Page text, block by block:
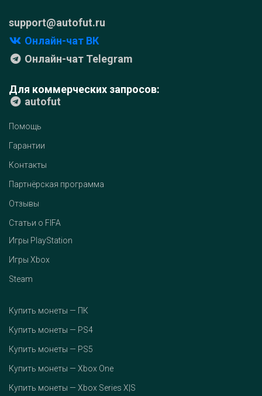
support@autofut.ru
Онлайн-чат ВК
Онлайн-чат Telegram
Для коммерческих запросов:
autofut
Помощь
Гарантии
Контакты
Партнёрская программа
Отзывы
Статьи о FIFA
Игры PlayStation
Игры Xbox
Steam
Купить монеты — ПК
Купить монеты — PS4
Купить монеты — PS5
Купить монеты — Xbox One
Купить монеты — Xbox Series X|S